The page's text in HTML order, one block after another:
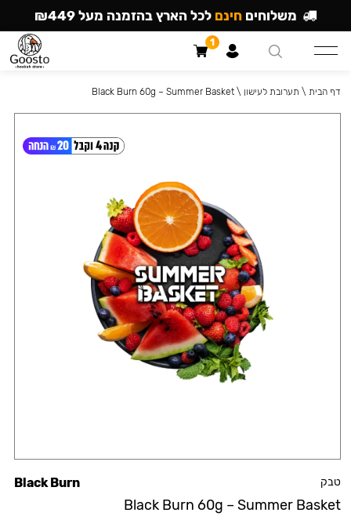
טבק
Black Burn 60g – Summer Basket
Black Burn
דף הבית \ תערובת לעישון \
Black Burn 60g – Summer Basket
משלוחים חינם לכל הארץ בהזמנה מעל ₪449
1